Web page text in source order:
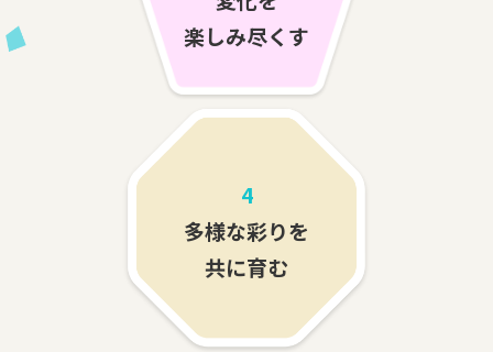
楽しみ尽くす
4
多様な彩りを
共に育む